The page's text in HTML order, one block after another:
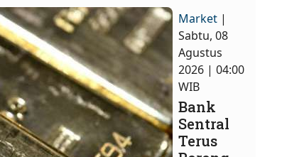
Market |
Sabtu, 08
Agustus
2026 | 04:00
WIB
Bank
Sentral
Terus